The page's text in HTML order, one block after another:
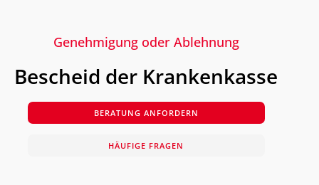
Genehmigung oder Ablehnung
Bescheid der Krankenkasse
BERATUNG ANFORDERN
HÄUFIGE FRAGEN